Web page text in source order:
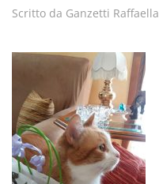
Scritto da Ganzetti Raffaella